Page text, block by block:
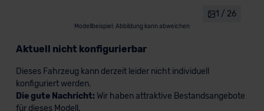
Modellbeispiel: Abbildung kann abweichen
1 / 26
Aktuell nicht konfigurierbar
Dieses Fahrzeug kann derzeit leider nicht individuell
konfiguriert werden.
Die gute Nachricht: Wir haben attraktive Bestandsangebote
für dieses Modell.